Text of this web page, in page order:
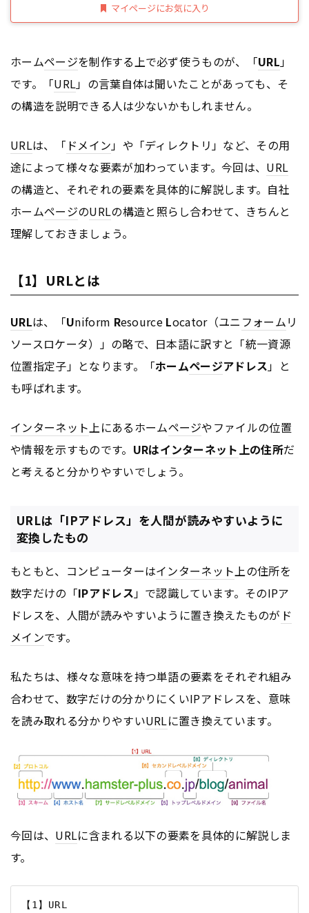
マイページにお気に入り
ホームページを制作する上で必ず使うものが、「URL」
です。「URL」の言葉自体は聞いたことがあっても、そ
の構造を説明できる人は少ないかもしれません。
URLは、「 ドメイン」や「ディレクトリ」など、その用
途によって様々な要素が加わっています。今回は、 URL
の構造と、それぞれの要素を具体的に解説します。自社
ホームページのURLの構造と照らし合わせて、きちんと
理解しておきましょう。
【1】URLとは
URLは、「Uniform Resource Locator（ユニ フォームリ
ソースロケータ）」の略で、日本語に訳すと「統一資源
位置指定子」となります。「ホームページアドレス」と
も呼ばれます。
インターネット上にあるホームページやファイルの位置
や情報を示すものです。 URはインターネット上の住所だ
と考えると分かりやすいでしょう。
URLは「IPアドレス」を人間が読みやすいように
変換したもの
もともと、コンピューターはインターネット上の住所を
数字だけの「IPアドレス」で認識しています。そのIPア
ドレスを、人間が読みやすいように置き換えたものが ド
メインです。
私たちは、様々な意味を持つ単語の要素をそれぞれ組み
合わせて、数字だけの分かりにくいIPアドレスを、意味
を読み取れる分かりやすいURLに置き換えています。
今回は、 URLに含まれる以下の要素を具体的に解説しま
す。
【1】URL